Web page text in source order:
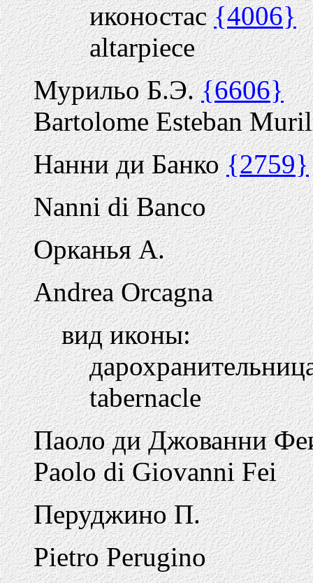
иконостас{4006}
altarpiece
Мурильо Б.Э.{6606}
Bartolome Esteban
Нанни ди Банко{2759}
Nanni di Banco
Орканья А.
Andrea Orcagna
вид иконы:
tabernacle
Паоло ди Джованни
Paolo di Giovanni Fei
Перуджино П.
Pietro Perugino